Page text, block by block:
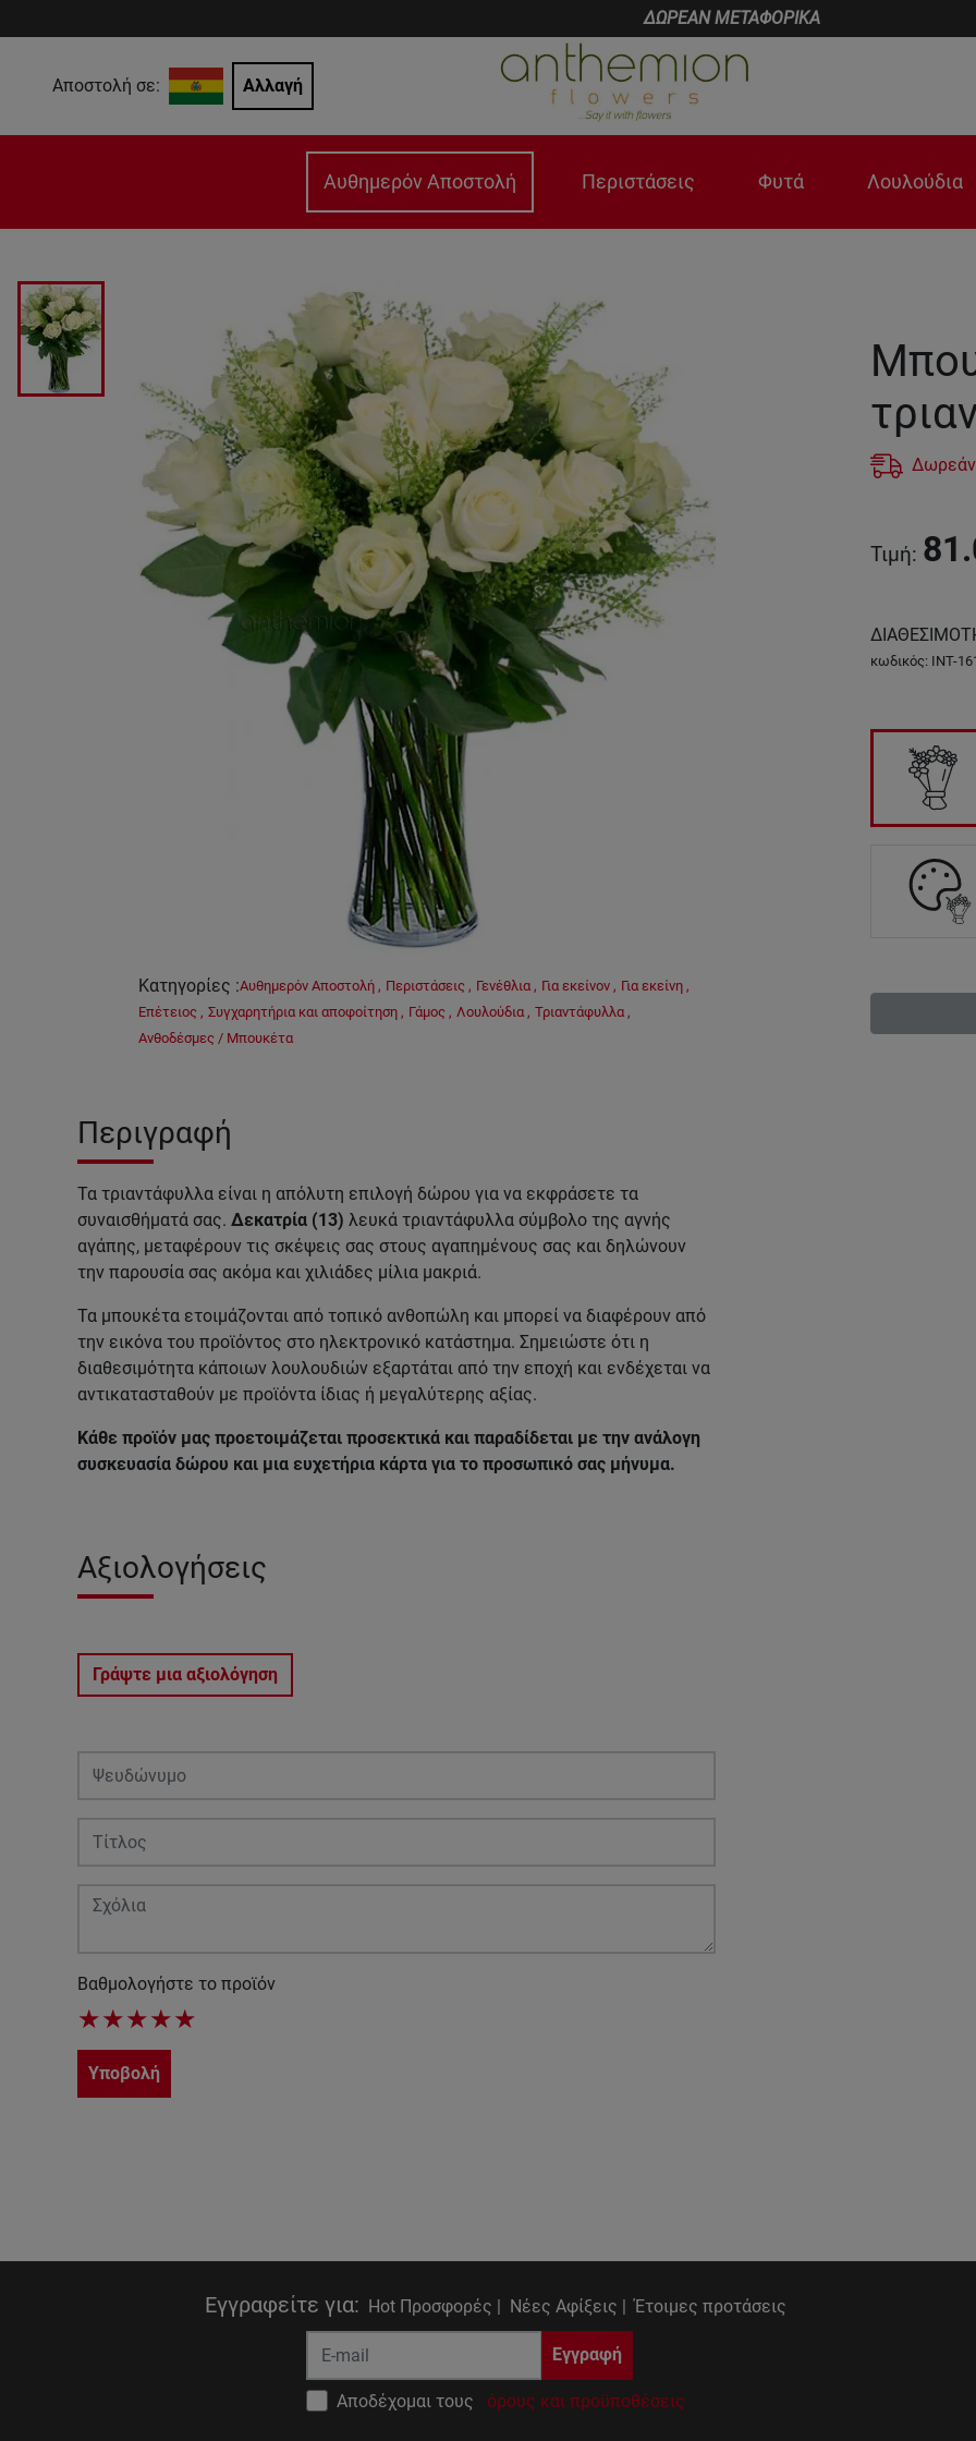
ΔΩΡΕΑΝ ΜΕΤΑΦΟΡΙΚΑ
Αποστολή σε: Αλλαγή
Αυθημερόν Αποστολή Περιστάσεις Φυτά Λουλούδια
Κατηγορίες :Αυθημερόν Αποστολή , Περιστάσεις , Γενέθλια , Για εκείνον , Για εκείνη ,
Επέτειος , Συγχαρητήρια και αποφοίτηση , Γάμος , Λουλούδια , Τριαντάφυλλα ,
Ανθοδέσμες / Μπουκέτα
Περιγραφή
Τα τριαντάφυλλα είναι η απόλυτη επιλογή δώρου για να εκφράσετε τα
συναισθήματά σας. Δεκατρία (13) λευκά τριαντάφυλλα σύμβολο της αγνής
αγάπης, μεταφέρουν τις σκέψεις σας στους αγαπημένους σας και δηλώνουν
την παρουσία σας ακόμα και χιλιάδες μίλια μακριά.
Τα μπουκέτα ετοιμάζονται από τοπικό ανθοπώλη και μπορεί να διαφέρουν από
την εικόνα του προϊόντος στο ηλεκτρονικό κατάστημα. Σημειώστε ότι η
διαθεσιμότητα κάποιων λουλουδιών εξαρτάται από την εποχή και ενδέχεται να
αντικατασταθούν με προϊόντα ίδιας ή μεγαλύτερης αξίας.
Κάθε προϊόν μας προετοιμάζεται προσεκτικά και παραδίδεται με την ανάλογη
συσκευασία δώρου και μια ευχετήρια κάρτα για το προσωπικό σας μήνυμα.
Αξιολογήσεις
Γράψτε μια αξιολόγηση
Βαθμολογήστε το προϊόν
★★★★★
Υποβολή
Τιμή:
κωδικός: INT-
Εγγραφείτε για: Hot Προσφορές | Νέες Αφίξεις | Έτοιμες προτάσεις
Εγγραφή
Αποδέχομαι τους όρους και προϋποθέσεις